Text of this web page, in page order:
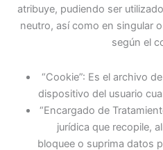
atribuye, pudiendo ser
neutro, así como en singular
según el
“Cookie”: Es el archivo
dispositivo del usuario
“Encargado de
jurídica que recopile,
bloquee o suprima datos